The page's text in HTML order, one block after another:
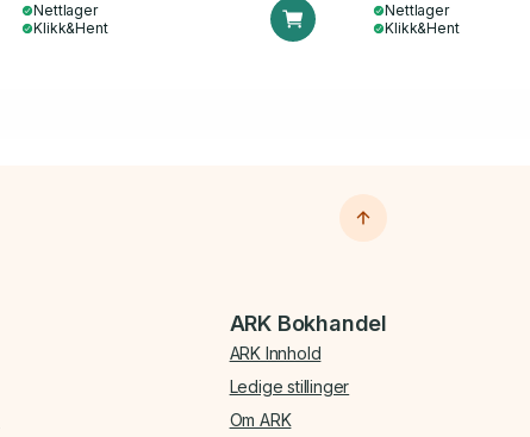
Nettlager
Klikk&Hent
Nettlager
Klikk&Hent
ARK Bokhandel
ARK Innhold
Ledige stillinger
Om ARK